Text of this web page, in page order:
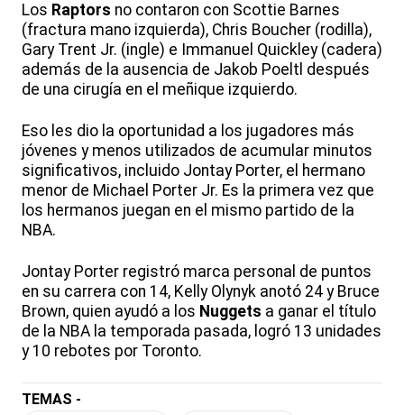
Los Raptors no contaron con Scottie Barnes
(fractura mano izquierda), Chris Boucher (rodilla),
Gary Trent Jr. (ingle) e Immanuel Quickley (cadera)
además de la ausencia de Jakob Poeltl después
de una cirugía en el meñique izquierdo.
Eso les dio la oportunidad a los jugadores más
jóvenes y menos utilizados de acumular minutos
significativos, incluido Jontay Porter, el hermano
menor de Michael Porter Jr. Es la primera vez que
los hermanos juegan en el mismo partido de la
NBA.
Jontay Porter registró marca personal de puntos
en su carrera con 14, Kelly Olynyk anotó 24 y Bruce
Brown, quien ayudó a los Nuggets a ganar el título
de la NBA la temporada pasada, logró 13 unidades
y 10 rebotes por Toronto.
TEMAS -